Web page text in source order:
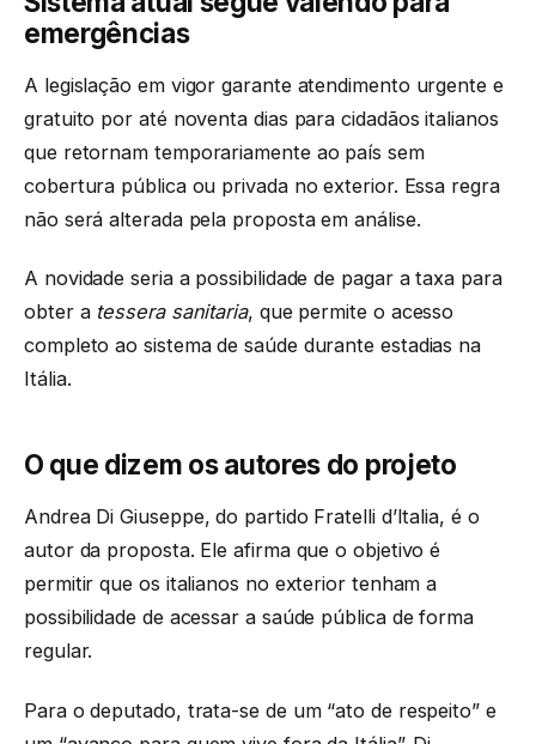
emergências
A legislação em vigor garante atendimento urgente e
gratuito por até noventa dias para cidadãos italianos
que retornam temporariamente ao país sem
cobertura pública ou privada no exterior. Essa regra
não será alterada pela proposta em análise.
A novidade seria a possibilidade de pagar a taxa para
obter a tessera sanitaria, que permite o acesso
completo ao sistema de saúde durante estadias na
Itália.
O que dizem os autores do projeto
Andrea Di Giuseppe, do partido Fratelli d’Italia, é o
autor da proposta. Ele afirma que o objetivo é
permitir que os italianos no exterior tenham a
possibilidade de acessar a saúde pública de forma
regular.
Para o deputado, trata-se de um “ato de respeito” e